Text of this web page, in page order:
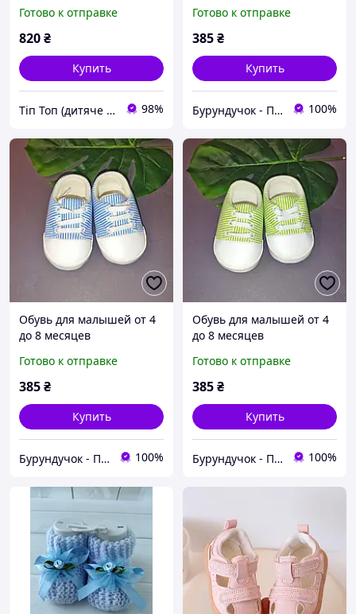
девочки на липучке
нарядные белые. Размер
Готово к отправке
820₴
Купить
Тіп Топ (дитяче взуття) 98%
Готово к отправке
385₴
Купить
Бурундучок - ПАКУНОК МАЛЮКА 100%
Обувь для малышей от 4
до 8 месяцев
Готово к отправке
385₴
Купить
Бурундучок - ПАКУНОК МАЛЮКА 100%
Обувь для малышей от 4
до 8 месяцев
Готово к отправке
385₴
Купить
Бурундучок - ПАКУНОК МАЛЮКА 100%